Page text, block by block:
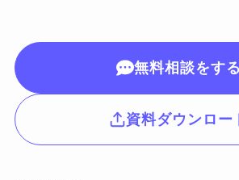
無料相談をする
資料ダウンロー